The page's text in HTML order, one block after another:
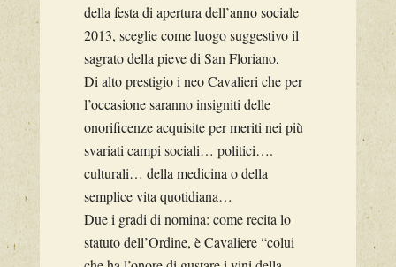
della festa di apertura dell’anno sociale
2013, sceglie come luogo suggestivo il
sagrato della pieve di San Floriano,
Di alto prestigio i neo Cavalieri che per
l’occasione saranno insigniti delle
onorificenze acquisite per meriti nei più
svariati campi sociali… politici….
culturali… della medicina o della
semplice vita quotidiana…
Due i gradi di nomina: come recita lo
statuto dell’Ordine, è Cavaliere “colui